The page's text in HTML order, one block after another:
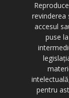
revinderea
accesul
puse
pentru